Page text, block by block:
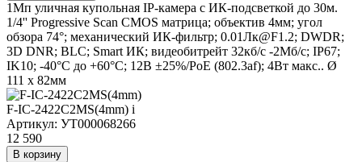
1Мп уличная купольная IP-камера с ИК-подсветкой до 30м.
1/4'' Progressive Scan CMOS матрица; объектив 4мм; угол
обзора 74°; механический ИК-фильтр; 0.01Лк@F1.2; DWDR;
3D DNR; BLC; Smart ИК; видеобитрейт 32кб/с -2Мб/с; IP67;
IK10; -40°C до +60°C; 12В ±25%/PoE (802.3af); 4Вт макс.. Ø
111 х 82мм
F-IC-2422C2MS(4mm) i
Артикул: УТ000068266
12 590
В корзину